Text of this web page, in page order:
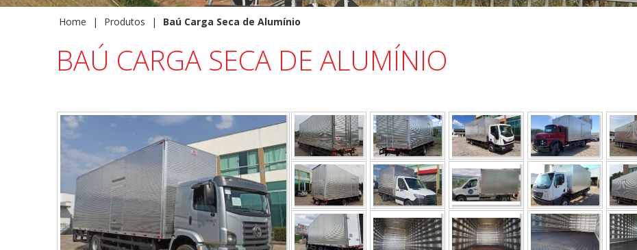
Home | Produtos | Baú Carga Seca de Alumínio
BAÚ CARGA SECA DE ALUMÍNIO